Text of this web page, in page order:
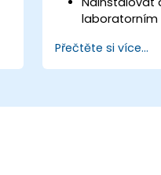
laboratorním
prostředí SDN.
Instalovat,
Přečtěte si více...